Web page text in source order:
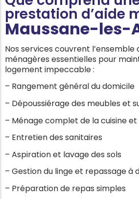
prestation d’aide
Maussane-les-
Nos services couvrent l’ensemble
ménagères essentielles pour
logement impeccable :
– Rangement général du domicile
– Dépoussiérage des meubles et
– Ménage complet de la cuisine
– Entretien des sanitaires
– Aspiration et lavage des sols
– Gestion du linge et repassage à
– Préparation de repas simples